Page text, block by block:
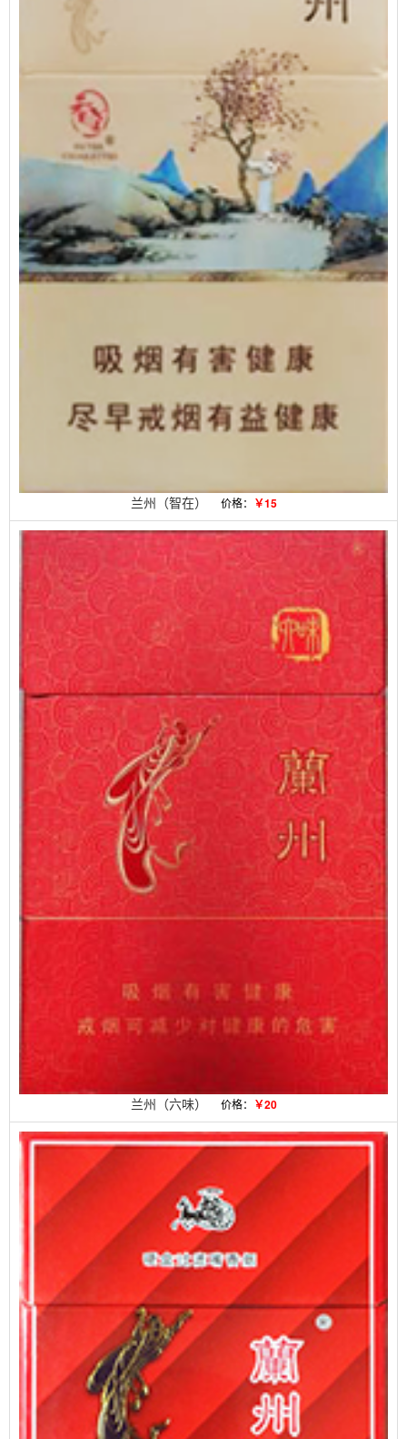
兰州（智在） 价格： ￥15
兰州（六味） 价格： ￥20